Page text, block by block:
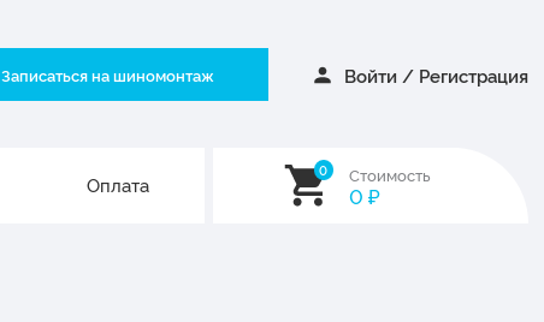
Записаться на шиномонтаж Войти / Регистрация
Оплата
0 Стоимость
0 ₽